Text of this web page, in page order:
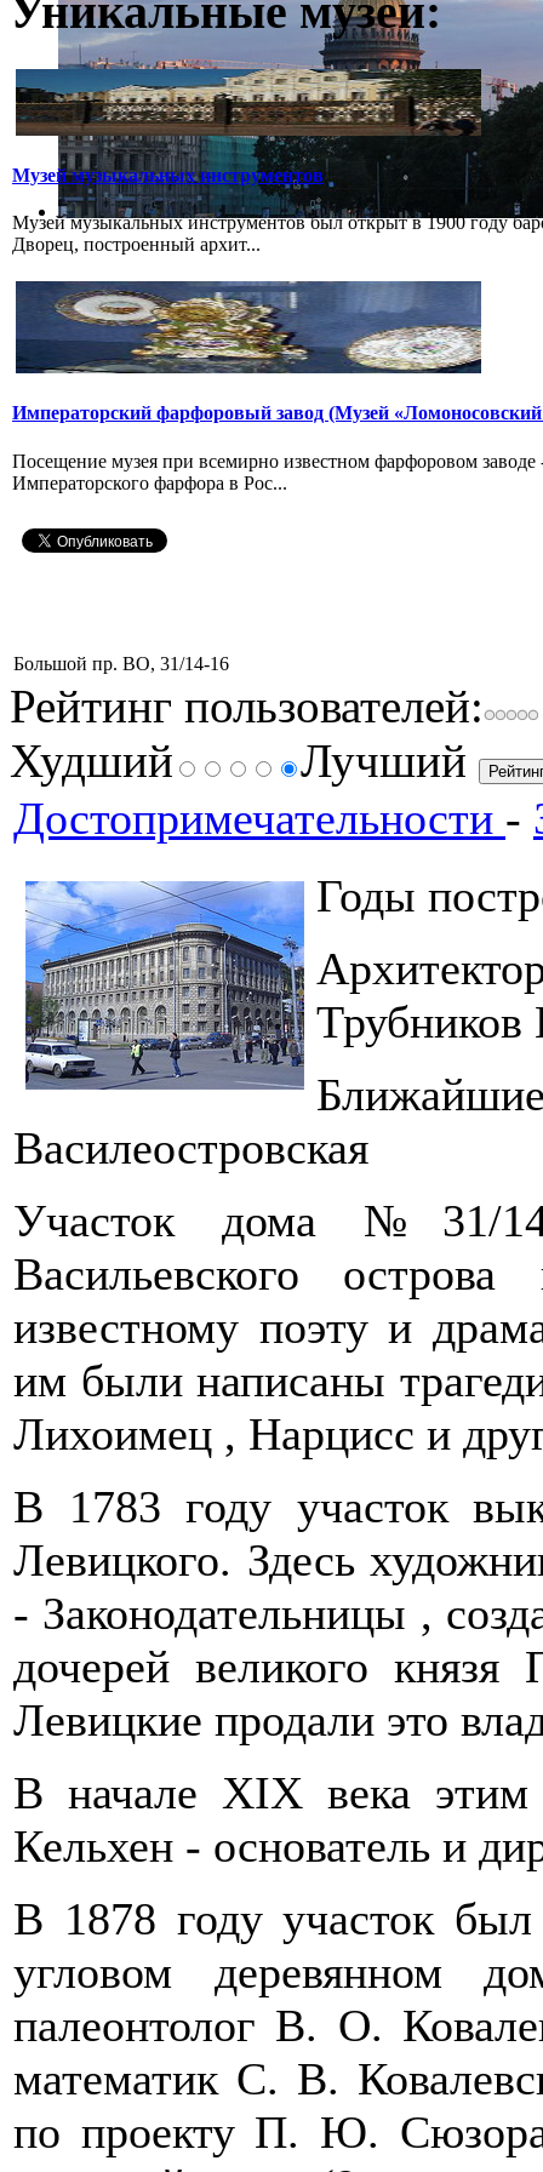
Уникальные музеи:
Музей музыкальных инструментов
Музей музыкальных инструментов был открыт в 1900 году
Дворец, построенный архит...
Императорский фарфоровый завод (Музей
Посещение музея при всемирно известном фарфоровом
Императорского фарфора в Рос...
Большой пр. ВО, 31/14-16
Рейтинг пользователей:
Худший
Лучший
Достопримечательности -
Годы
Василеостровская
Участок дома №31/
Васильевского
известному поэту и
им были написаны
Лихоимец , Нарцисс и
В 1783 году участок
Левицкого. Здесь
- Законодательницы ,
дочерей великого
Левицкие продали это
В начале XIX века
Кельхен - основатель и
В 1878 году участок
угловом деревянном
палеонтолог В. О.
математик С. В.
по проекту П. Ю.